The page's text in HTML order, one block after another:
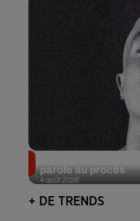
4 août 2026
parole au procès
+ DE TRENDS